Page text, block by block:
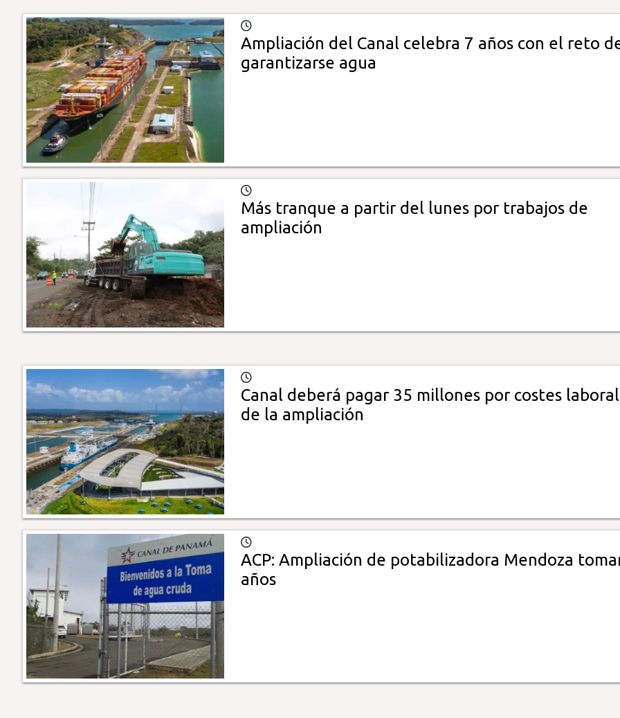
Ampliación del Canal celebra 7 años con el reto
garantizarse agua
Más tranque a partir del lunes por trabajos de
ampliación
Canal deberá pagar 35 millones por costes
de la ampliación
ACP: Ampliación de potabilizadora Mendoza
años